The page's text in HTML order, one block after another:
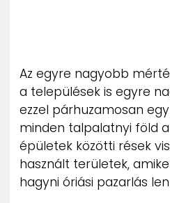
PR-
Az egyre nagyobb
a települések is egyre
ezzel párhuzamosan
minden talpalatnyi föld
épületek közötti rések
használt területek,
hagyni óriási pazarlás